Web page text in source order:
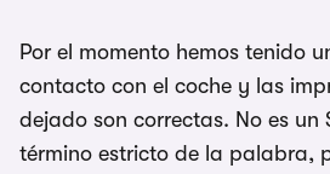
Por el momento hemos tenido
contacto con el coche y las
dejado son correctas. No es un
término estricto de la palabra,